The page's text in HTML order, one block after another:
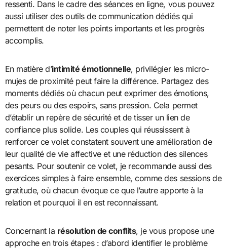
ressenti. Dans le cadre des séances en ligne, vous pouvez
aussi utiliser des outils de communication dédiés qui
permettent de noter les points importants et les progrès
accomplis.
En matière d’intimité émotionnelle, privilégier les micro-
mujes de proximité peut faire la différence. Partagez des
moments dédiés où chacun peut exprimer des émotions,
des peurs ou des espoirs, sans pression. Cela permet
d’établir un repère de sécurité et de tisser un lien de
confiance plus solide. Les couples qui réussissent à
renforcer ce volet constatent souvent une amélioration de
leur qualité de vie affective et une réduction des silences
pesants. Pour soutenir ce volet, je recommande aussi des
exercices simples à faire ensemble, comme des sessions de
gratitude, où chacun évoque ce que l’autre apporte à la
relation et pourquoi il en est reconnaissant.
Concernant la résolution de conflits, je vous propose une
approche en trois étapes : d’abord identifier le problème